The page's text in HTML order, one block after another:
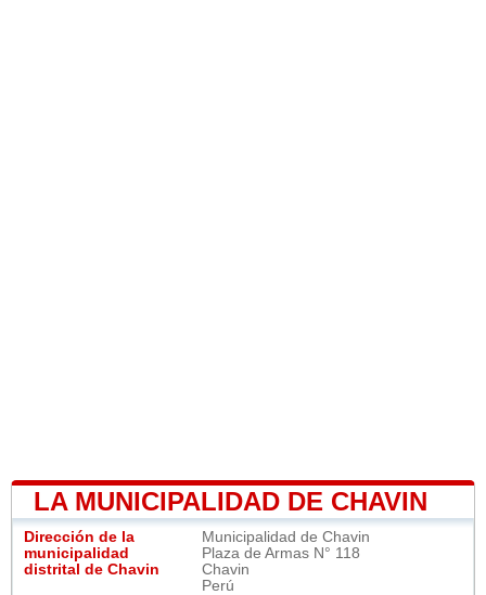
LA MUNICIPALIDAD DE CHAVIN
Dirección de la
municipalidad
distrital de Chavin
Municipalidad de Chavin
Plaza de Armas N° 118
Chavin
Perú